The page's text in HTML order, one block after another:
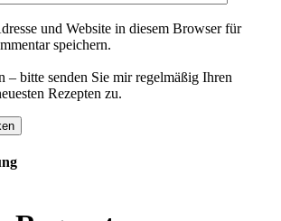
und Website in diesem Browser für
speichern.
– bitte senden Sie mir regelmäßig Ihren
Rezepten zu.